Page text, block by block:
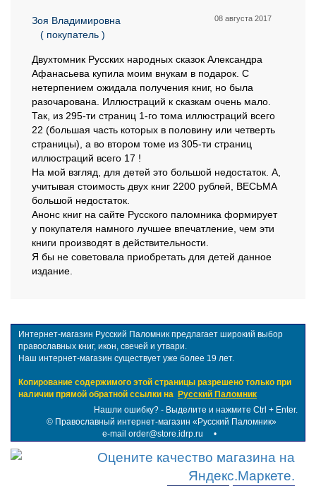
Зоя Владимировна
( покупатель )
08 августа 2017
Двухтомник Русских народных сказок Александра
Афанасьева купила моим внукам в подарок. С
нетерпением ожидала получения книг, но была
разочарована. Иллюстраций к сказкам очень мало.
Так, из 295-ти страниц 1-го тома иллюстраций всего
22 (большая часть которых в половину или четверть
страницы), а во втором томе из 305-ти страниц
иллюстраций всего 17 !
На мой взгляд, для детей это большой недостаток. А,
учитывая стоимость двух книг 2200 рублей, ВЕСЬМА
большой недостаток.
Анонс книг на сайте Русского паломника формирует
у покупателя намного лучшее впечатление, чем эти
книги производят в действительности.
Я бы не советовала приобретать для детей данное
издание.
Интернет-магазин Русский Паломник предлагает широкий выбор
православных книг, икон, свечей и утвари.
Наш интернет-магазин существует уже более 19 лет.
Копирование содержимого этой страницы разрешено только при
наличии прямой обратной ссылки на Русский Паломник
Нашли ошибку? - Выделите и нажмите Ctrl + Enter.
© Православный интернет-магазин «Русский Паломник»
e-mail order@store.idrp.ru •